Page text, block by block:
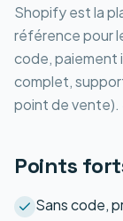
Shopify est la
référence pour
code, paiement
complet,
point de vente).
Points
Sans code,